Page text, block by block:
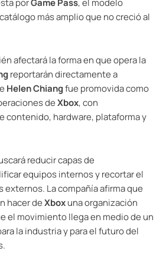
más amplio que no creció al
afectará la forma en que opera la
reportarán directamente a
Helen Chiangfue promovida como
deXbox, con
contenido, hardware, plataforma y
reducir capas de
equipos internos y recortar el
La compañía afirma que
hacer deXboxuna organización
el movimiento llega en medio de un
la industria y para el futuro del